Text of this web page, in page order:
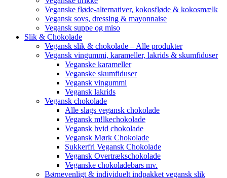
Veganske fløde-alternativer, kokosfløde & kokosmælk
Vegansk sovs, dressing & mayonnaise
Vegansk suppe og miso
Slik & Chokolade
Vegansk slik & chokolade – Alle produkter
Vegansk vingummi, karameller, lakrids & skumfiduser
Veganske karameller
Veganske skumfiduser
Vegansk vingummi
Vegansk lakrids
Vegansk chokolade
Alle slags vegansk chokolade
Vegansk m!lkechokolade
Vegansk hvid chokolade
Vegansk Mørk Chokolade
Sukkerfri Vegansk Chokolade
Vegansk Overtrækschokolade
Veganske chokoladebars mv.
Børnevenligt & individuelt indpakket vegansk slik